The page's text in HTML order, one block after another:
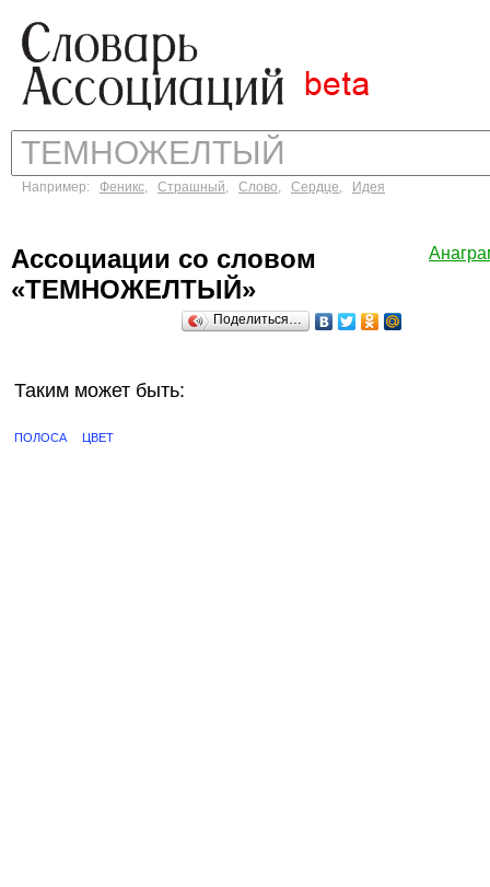
Например: Феникс, Страшный, Слово, Сердце, Идея
Ассоциации со словом
«ТЕМНОЖЕЛТЫЙ»
Поделиться…
Таким может быть:
ПОЛОСА ЦВЕТ